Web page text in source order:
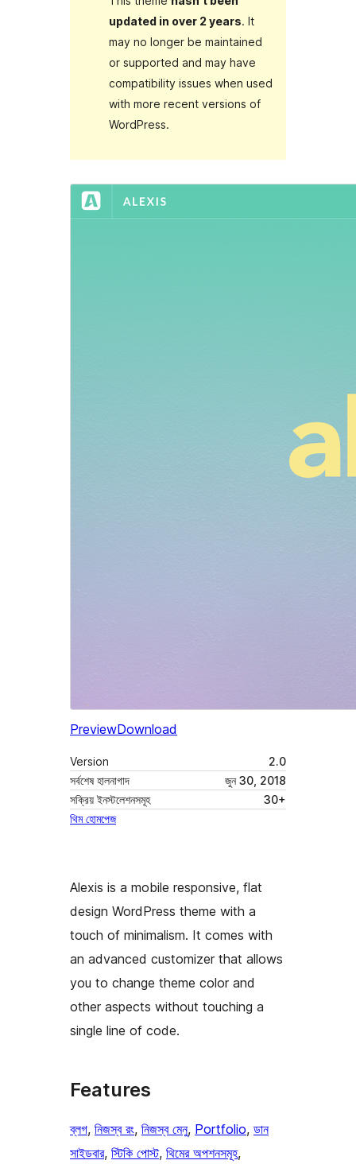
updated in over 2 years. It
may no longer be maintained
or supported and may have
compatibility issues when used
with more recent versions of
WordPress.
PreviewDownload
Version
2.0
সর্বশেষ হালনাগাদ
জুন 30, 2018
সক্রিয় ইনস্টলেশনসমূহ
30+
থিম হোমপেজ
Alexis is a mobile responsive, flat
design WordPress theme with a
touch of minimalism. It comes with
an advanced customizer that allows
you to change theme color and
other aspects without touching a
single line of code.
Features
ব্লগ, নিজস্ব রং, নিজস্ব মেনু, Portfolio, ডান
সাইডবার, স্টিকি পোস্ট, থিমের অপশনসমূহ